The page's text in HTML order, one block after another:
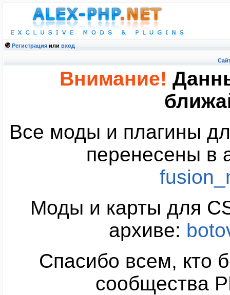
Регистрация или вход
Внимание!
Все моды и плагины
перенесены в
Моды и карты для
архиве:
Спасибо всем, кто
сообщества